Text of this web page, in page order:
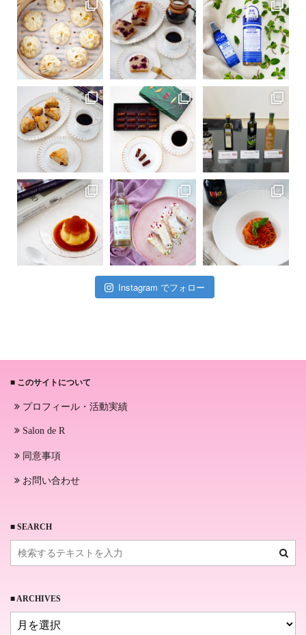
Instagram でフォロー
■ このサイトについて
プロフィール・活動実績
Salon de R
同意事項
お問い合わせ
■ SEARCH
■ ARCHIVES